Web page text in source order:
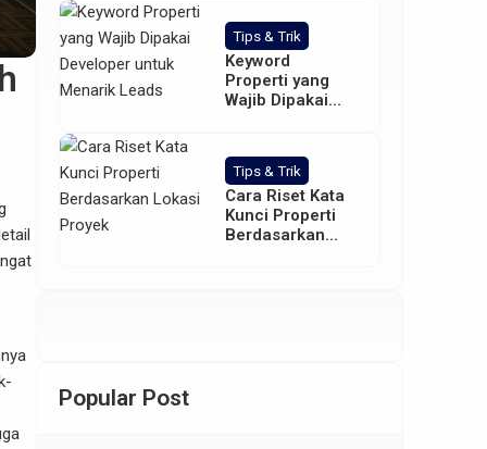
ke Lokasi Proyek
Tips & Trik
Keyword
Properti yang
Wajib Dipakai
Tips & Trik
Cara Riset Kata
Kunci Properti
Berdasarkan
Popular Post